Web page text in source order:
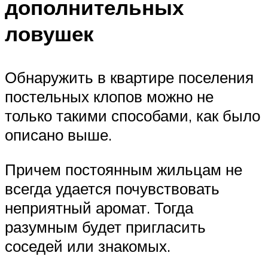
дополнительных
ловушек
Обнаружить в квартире поселения
постельных клопов можно не
только такими способами, как было
описано выше.
Причем постоянным жильцам не
всегда удается почувствовать
неприятный аромат. Тогда
разумным будет пригласить
соседей или знакомых.